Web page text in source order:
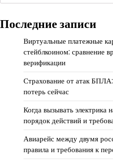
Последние записи
Виртуальные платежные
стейблкоином: сравнение
верификации
Страхование от атак
потерь сейчас
Когда вызывать электрика
порядок действий и
Авиарейс между двумя
правила и требования к